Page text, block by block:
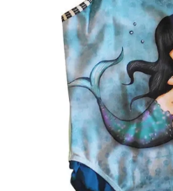
Κορίτσι
Εσώρουχα
Είδη Παρέλασης
Σχετικά με εμάς